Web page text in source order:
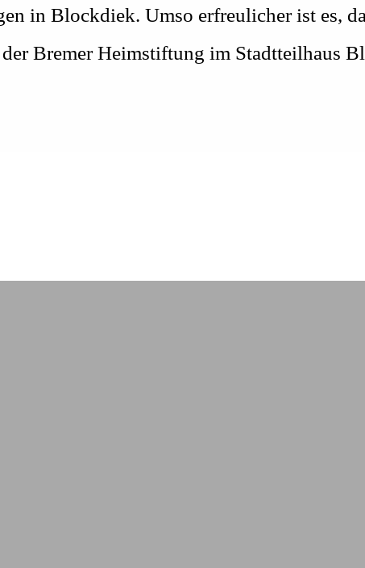
in Blockdiek. Umso erfreulicher ist es,
Bremer Heimstiftung im Stadtteilhaus